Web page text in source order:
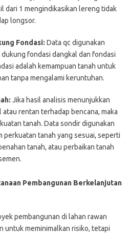
dari 1 mengindikasikan lereng tidak
longsor.
Fondasi: Data qc digunakan
fondasi dangkal dan fondasi
adalah kemampuan tanah untuk
tanpa mengalami keruntuhan.
Jika hasil analisis menunjukkan
rentan terhadap bencana, maka
tanah. Data sondir digunakan
perkuatan tanah yang sesuai, seperti
tanah, atau perbaikan tanah
Pembangunan Berkelanjutan
pembangunan di lahan rawan
untuk meminimalkan risiko, tetapi